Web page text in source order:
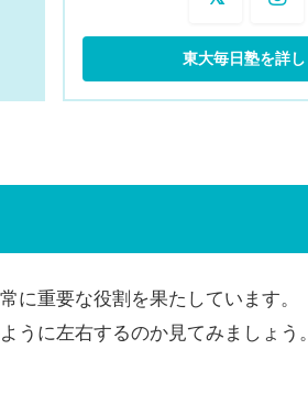
に重要な役割を果たしています。
うに左右するのか見てみましょう。